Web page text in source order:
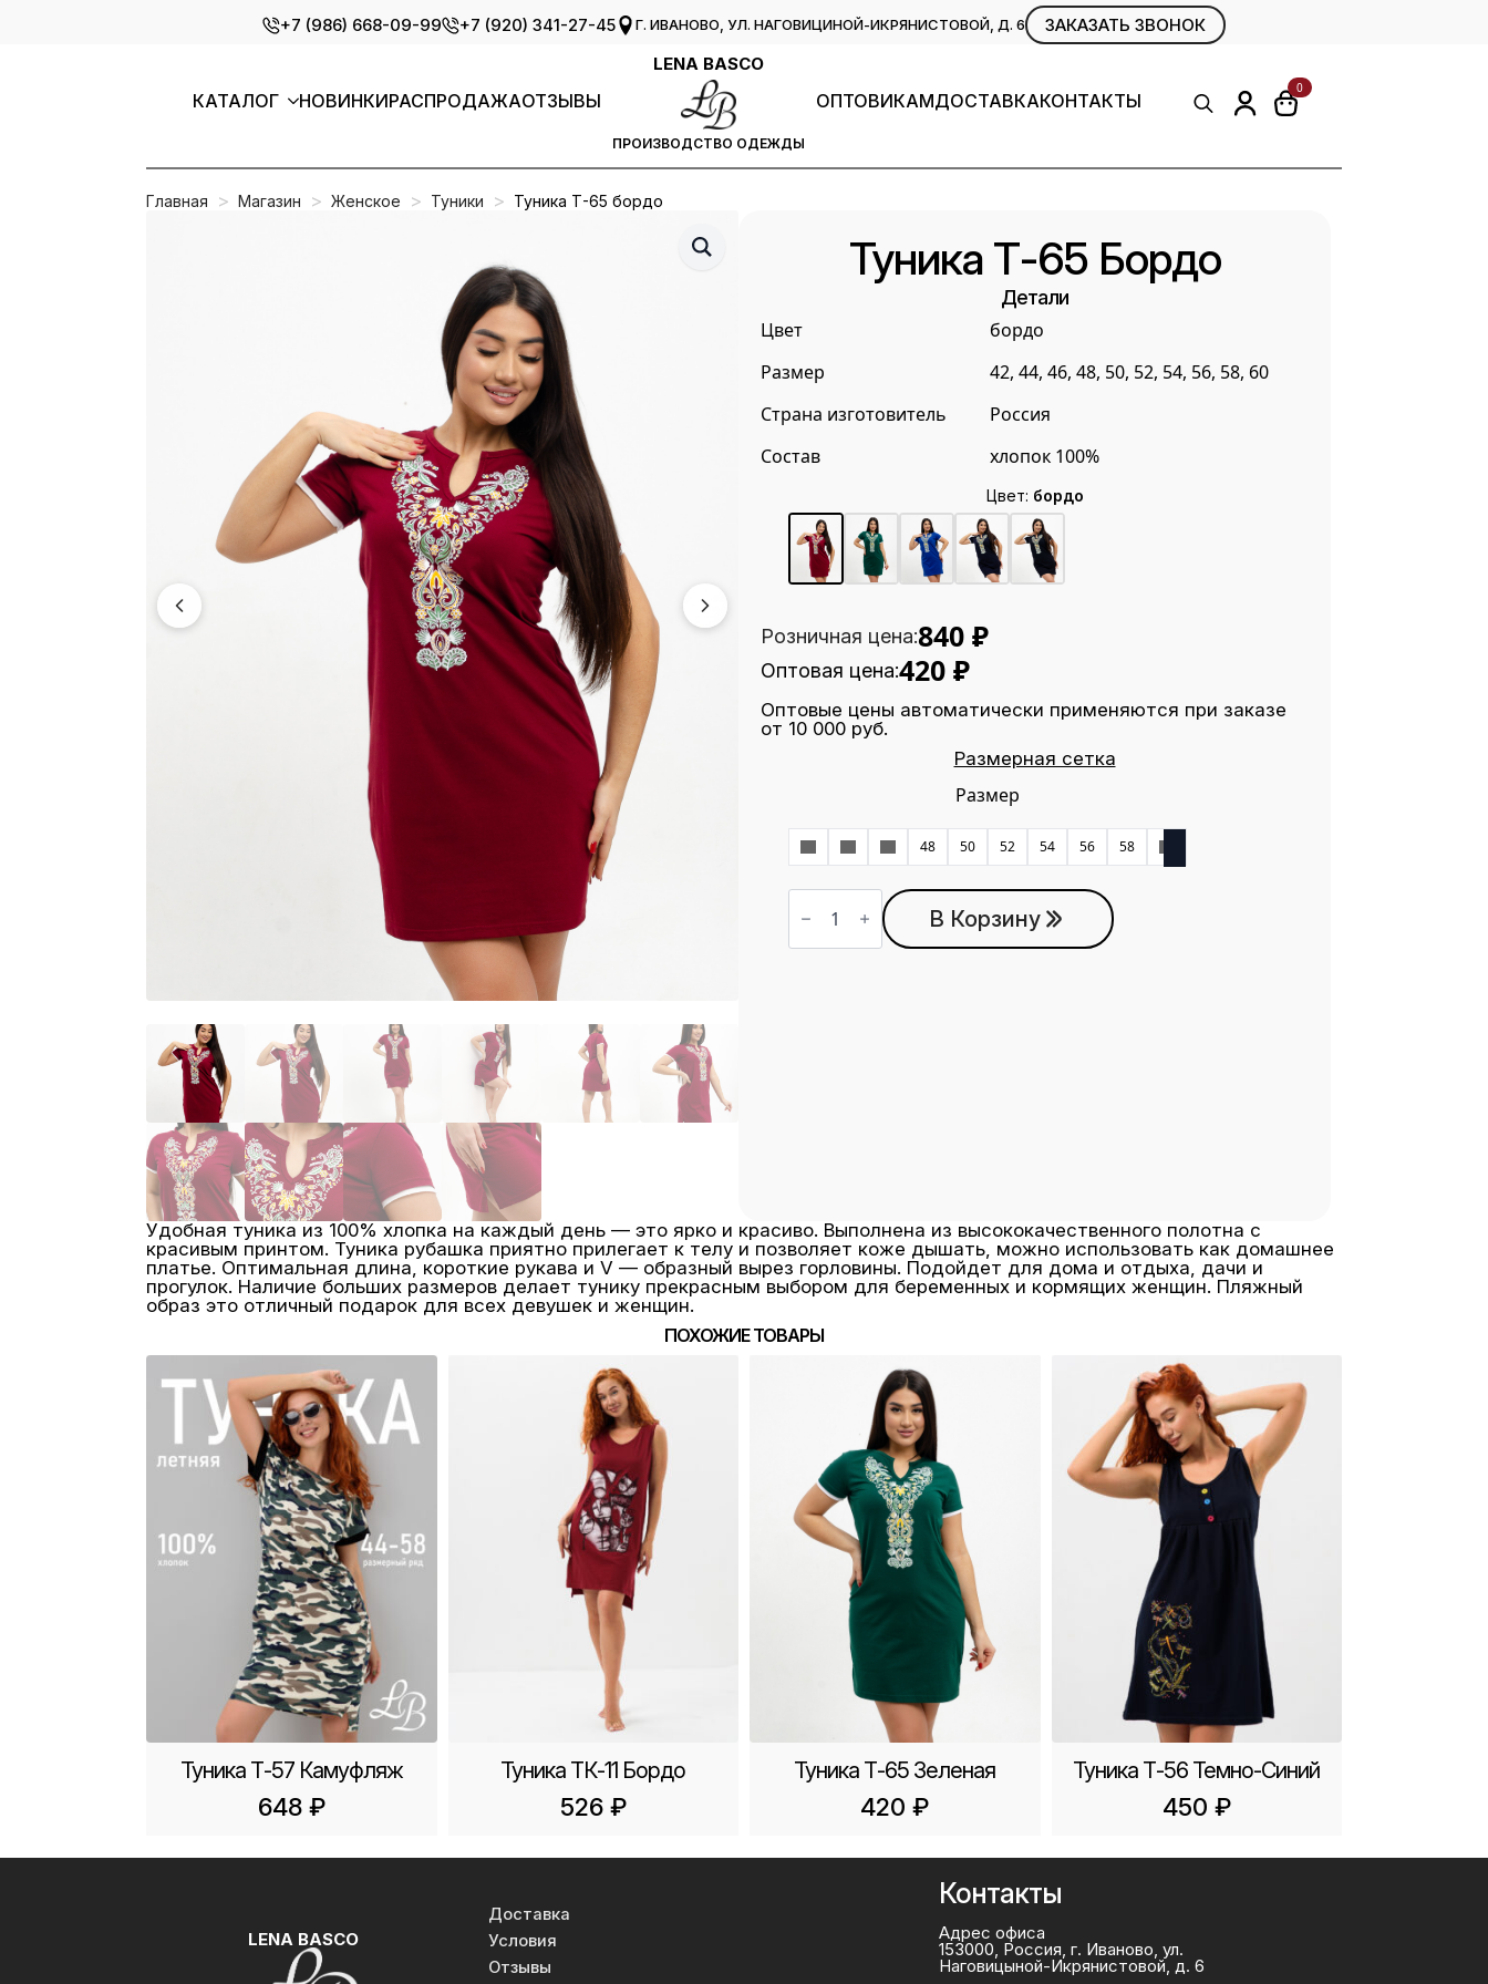
+7 (986) 668-09-99 +7 (920) 341-27-45 Г. ИВАНОВО, УЛ. НАГОВИЦИНОЙ-ИКРЯНИСТОВОЙ, Д. 6 ЗАКАЗАТЬ ЗВОНОК
КАТАЛОГ НОВИНКИРАСПРОДАЖАОТЗЫВЫ
LENA BASCO
ПРОИЗВОДСТВО ОДЕЖДЫ
ОПТОВИКАМДОСТАВКАКОНТАКТЫ
0
Главная Магазин Женское Туники Туника Т-65 бордо
Туника Т-65 Бордо
Детали
Цвет
бордо
Размер
42, 44, 46, 48, 50, 52, 54, 56, 58, 60
Страна изготовитель
Россия
Состав
хлопок 100%
Цвет: бордо
Розничная цена:840 ₽
Оптовая цена:420 ₽
Оптовые цены автоматически применяются при заказе
от 10 000 руб.
Размерная сетка
Размер
42 44 46 48 50 52 54 56 58 60
Количество
товара
Туника
Т-65
В Корзину
Удобная туника из 100% хлопка на каждый день — это ярко и красиво. Выполнена из высококачественного полотна с
красивым принтом. Туника рубашка приятно прилегает к телу и позволяет коже дышать, можно использовать как домашнее
платье. Оптимальная длина, короткие рукава и V — образный вырез горловины. Подойдет для дома и отдыха, дачи и
прогулок. Наличие больших размеров делает тунику прекрасным выбором для беременных и кормящих женщин. Пляжный
образ это отличный подарок для всех девушек и женщин.
ПОХОЖИЕ ТОВАРЫ
Туника Т-57 Камуфляж
648 ₽
Туника ТК-11 Бордо
526 ₽
Туника Т-65 Зеленая
420₽
Туника Т-56 Темно-Синий
450 ₽
LENA BASCO
Доставка
Условия
Отзывы
Контакты
Адрес офиса
153000, Россия, г. Иваново, ул.
Наговицыной-Икрянистовой, д. 6